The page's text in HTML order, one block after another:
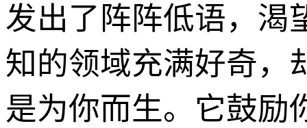
发出了阵阵低语，渴
知的领域充满好奇，
是为你而生。它鼓励